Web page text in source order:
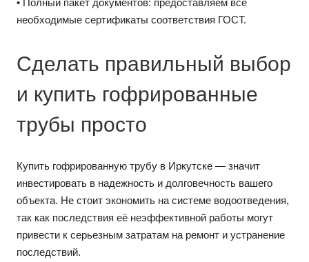
• Полный пакет документов: предоставляем все
необходимые сертификаты соответствия ГОСТ.
Сделать правильный выбор
и купить гофрированные
трубы просто
Купить гофрированную трубу в Иркутске — значит
инвестировать в надежность и долговечность вашего
объекта. Не стоит экономить на системе водоотведения,
так как последствия её неэффективной работы могут
привести к серьезным затратам на ремонт и устранение
последствий.